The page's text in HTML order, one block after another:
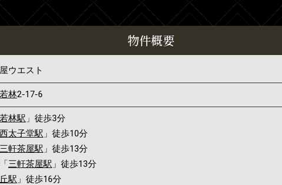
物件概要
ウエスト
若林2-17-6
若林駅 」徒歩3分
西太子堂駅 」徒歩10分
三軒茶屋駅 」徒歩13分
「三軒茶屋駅 」徒歩13分
駅 」徒歩16分